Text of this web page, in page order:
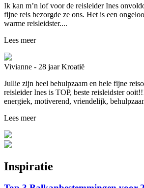
Ik kan m’n lof voor de reisleider Ines
fijne reis bezorgde ze ons. Het is een
warme reisleidster....
Lees meer
Vivianne - 28 jaarKroatië
Jullie zijn heel behulpzaam en hele fijne
reisleider Ines is TOP, beste reisleidster
energiek, motiverend, vriendelijk,
Lees meer
Inspiratie